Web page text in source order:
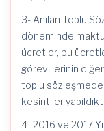
3- Anılan Toplu
döneminde
ücretler, bu
görevlilerinin diğer
toplu
kesintiler
4- 2016 ve 2017